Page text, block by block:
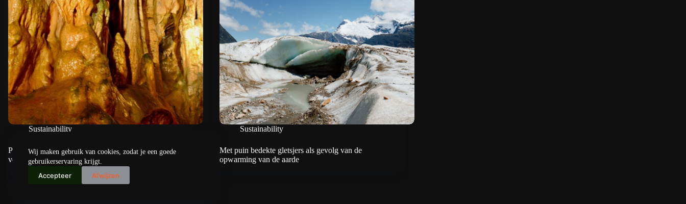
Wij maken gebruik van cookies, zodat je een goede
gebruikerservaring krijgt.
Accepteer Afwijzen
Sustainability
Permafrost kan alleen bestaan als er zee-ijs is; en dat
verdwijnt snel
Sustainability
Met puin bedekte gletsjers als gevolg van de
opwarming van de aarde